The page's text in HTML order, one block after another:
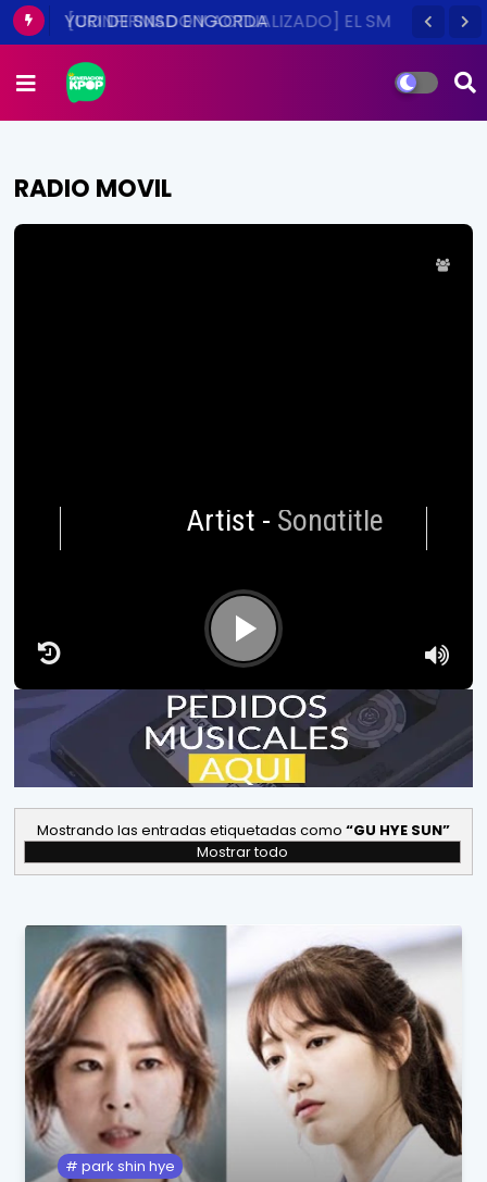
[CONFIRMADO Y ACTUALIZADO] EL SM
2014
RADIO MOVIL
Artist-Songtitle
Mostrando las entradas etiquetadas como
GU HYE SUN
Mostrar todo
park shin hye